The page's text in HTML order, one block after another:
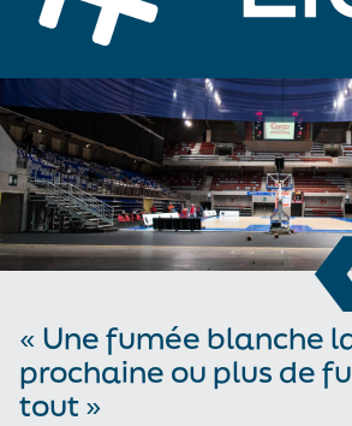
« Une fumée blanche
prochaine ou plus de
tout »